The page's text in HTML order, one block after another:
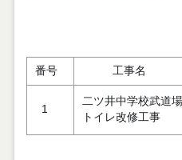
単位
番号 工事名
1
二ツ井中学校武道場
トイレ改修工事